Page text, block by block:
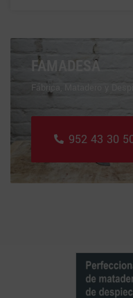
FAMADESA
Fábrica, Matadero y
952 43 30